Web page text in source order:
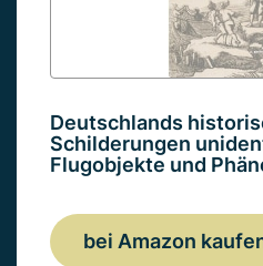
Deutschlands
Schilderungen
Flugobjekte und
bei Amazon